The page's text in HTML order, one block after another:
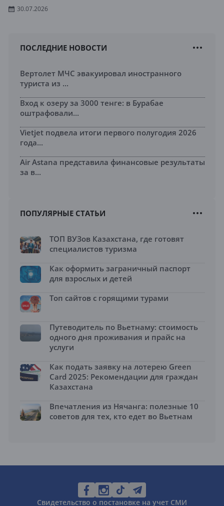
30.07.2026
ПОСЛЕДНИЕ НОВОСТИ
Вертолет МЧС эвакуировал иностранного
туриста из ...
Вход к озеру за 3000 тенге: в Бурабае
оштрафовали...
Vietjet подвела итоги первого полугодия 2026
года...
Air Astana представила финансовые результаты
за в...
ПОПУЛЯРНЫЕ СТАТЬИ
ТОП ВУЗов Казахстана, где готовят
специалистов туризма
Как оформить заграничный паспорт
для взрослых и детей
Топ сайтов с горящими турами
Путеводитель по Вьетнаму: стоимость
одного дня проживания и прайс на
услуги
Как подать заявку на лотерею Green
Card 2025: Рекомендации для граждан
Казахстана
Впечатления из Нячанга: полезные 10
советов для тех, кто едет во Вьетнам
Свидетельство о постановке на учет СМИ